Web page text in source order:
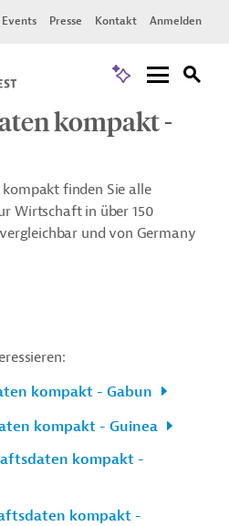
Events Presse Kontakt Anmelden
kompakt -
finden Sie alle
Wirtschaft in über 150
und von Germany
kompakt - Gabun
kompakt - Guinea
kompakt -
kompakt -